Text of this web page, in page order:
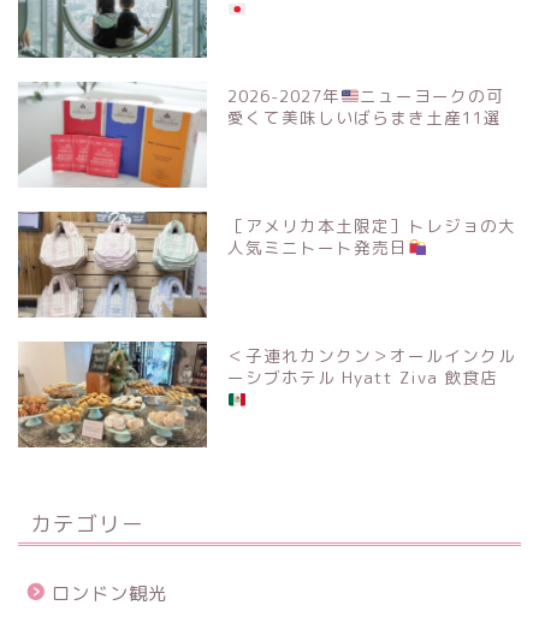
2026-2027年
ニューヨークの可
愛くて美味しいばらまき土産11選
［アメリカ本土限定］トレジョの大
人気ミニトート発売日
＜子連れカンクン＞オールインクル
ーシブホテル Hyatt Ziva 飲食店
カテゴリー
ロンドン観光